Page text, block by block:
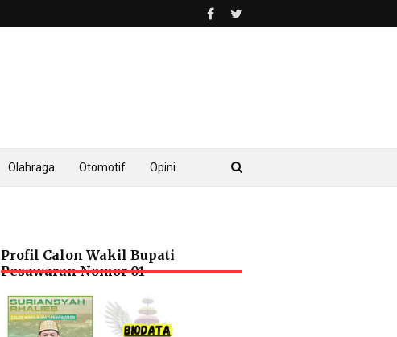
Olahraga Otomotif Opini
Profil Calon Wakil Bupati
Pesawaran Nomor 01